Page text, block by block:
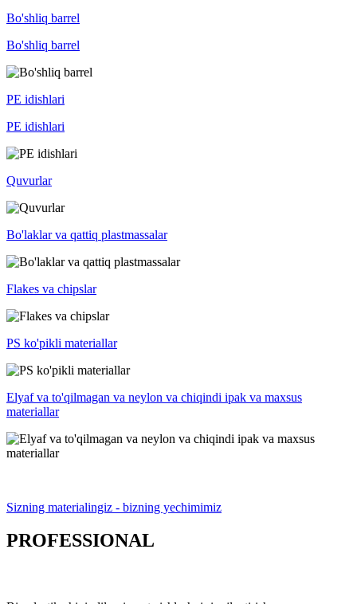
Bo'shliq barrel
Bo'shliq barrel
PE idishlari
PE idishlari
Quvurlar
Bo'laklar va qattiq plastmassalar
Flakes va chipslar
PS ko'pikli materiallar
Elyaf va to'qilmagan va neylon va chiqindi ipak va maxsus
materiallar
Sizning materialingiz - bizning yechimimiz
PROFESSIONAL